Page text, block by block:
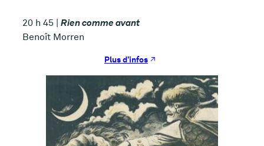
20 h 45 | Rien comme avant
Benoît Morren
Plus d’infos